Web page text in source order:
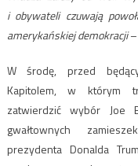
i obywateli czuwają
amerykańskiej demokracji
W środę, przed
Kapitolem, w którym
zatwierdzić wybór Joe
gwałtownych
prezydenta Donalda